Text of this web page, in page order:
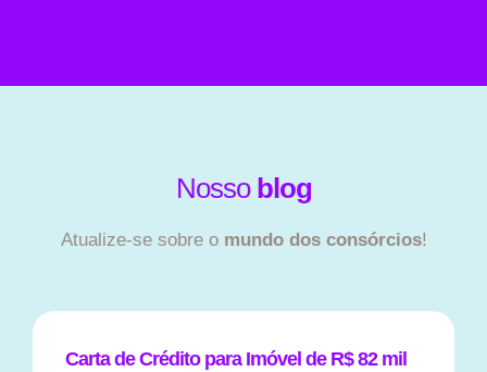
Nosso blog
Atualize-se sobre o mundo dos consórcios!
Carta de Crédito para Imóvel de R$ 82 mil